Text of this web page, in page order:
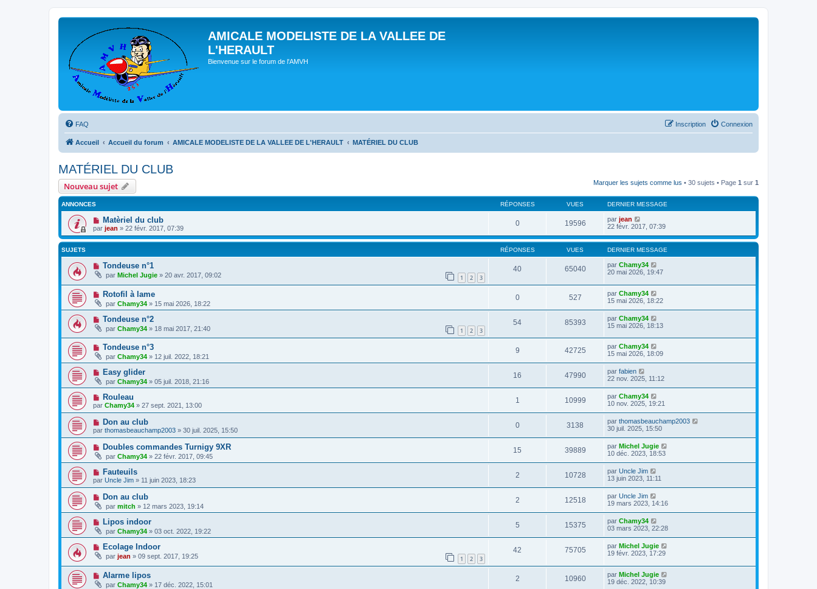
AMICALE MODELISTE DE LA VALLEE DE
L'HERAULT
Bienvenue sur le forum de l'AMVH
FAQ Connexion
Inscription
Accueil Accueil du forum AMICALE MODELISTE DE LA VALLEE DE L'HERAULT MATÉRIEL DU CLUB
MATÉRIEL DU CLUB
Nouveau sujet Marquer les sujets comme lus • 30 sujets • Page 1 sur 1
ANNONCES RÉPONSES VUES DERNIER MESSAGE
Matèriel du club
par jean » 22 févr. 2017, 07:39
0 19596 par jean
22 févr. 2017, 07:39
SUJETS RÉPONSES VUES DERNIER MESSAGE
Tondeuse n°1
par Michel Jugie » 20 avr. 2017, 09:02 1 2 3
40 65040 par Chamy34
20 mai 2026, 19:47
Rotofil à lame
par Chamy34 » 15 mai 2026, 18:22
0 527 par Chamy34
15 mai 2026, 18:22
Tondeuse n°2
par Chamy34 » 18 mai 2017, 21:40 1 2 3
54 85393 par Chamy34
15 mai 2026, 18:13
Tondeuse n°3
par Chamy34 » 12 juil. 2022, 18:21
9 42725 par Chamy34
15 mai 2026, 18:09
Easy glider
par Chamy34 » 05 juil. 2018, 21:16
16 47990 par fabien
22 nov. 2025, 11:12
Rouleau
par Chamy34 » 27 sept. 2021, 13:00
1 10999 par Chamy34
10 nov. 2025, 19:21
Don au club
par thomasbeauchamp2003 » 30 juil. 2025, 15:50
0 3138 par thomasbeauchamp2003
30 juil. 2025, 15:50
Doubles commandes Turnigy 9XR
par Chamy34 » 22 févr. 2017, 09:45
15 39889 par Michel Jugie
10 déc. 2023, 18:53
Fauteuils
par Uncle Jim » 11 juin 2023, 18:23
2 10728 par Uncle Jim
13 juin 2023, 11:11
Don au club
par mitch » 12 mars 2023, 19:14
2 12518 par Uncle Jim
19 mars 2023, 14:16
Lipos indoor
par Chamy34 » 03 oct. 2022, 19:22
5 15375 par Chamy34
03 mars 2023, 22:28
Ecolage Indoor
par jean » 09 sept. 2017, 19:25 1 2 3
42 75705 par Michel Jugie
19 févr. 2023, 17:29
Alarme lipos
par Chamy34 » 17 déc. 2022, 15:01
2 10960 par Michel Jugie
19 déc. 2022, 10:39